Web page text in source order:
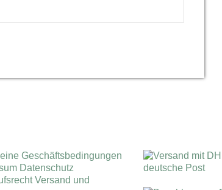
Geschäfts­bedingungen
Datenschutz
Versand und